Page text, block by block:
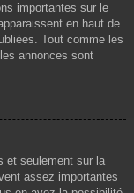
importantes sur le
en haut de
Tout comme les
annonces sont
et seulement sur la
assez importantes